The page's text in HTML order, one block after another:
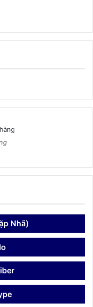
Nhã)